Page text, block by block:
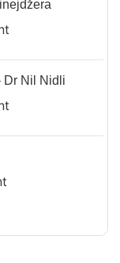
Dr Nil Nidli